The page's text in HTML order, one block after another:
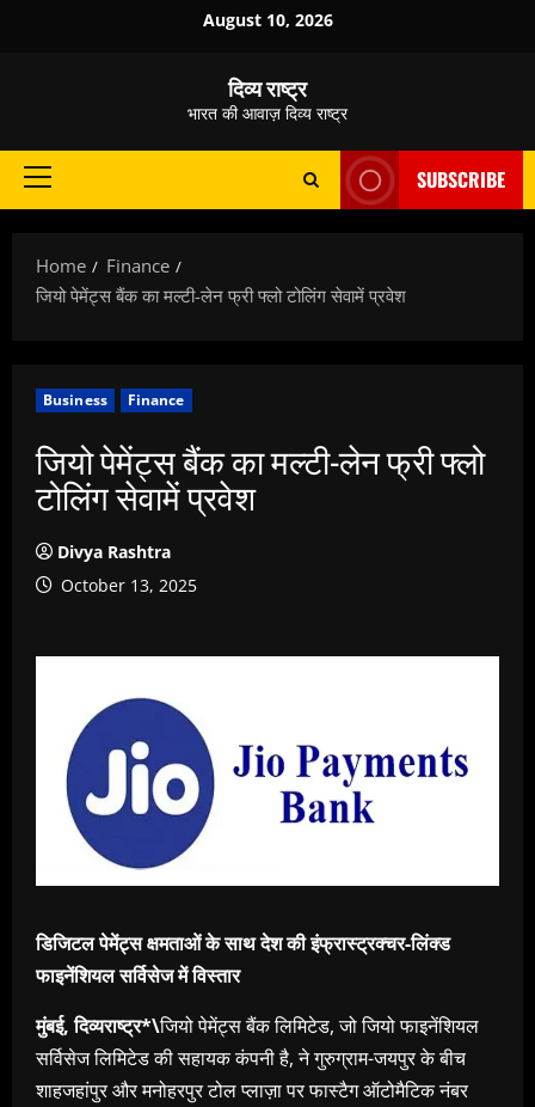
August 10, 2026
दिव्य राष्ट्र
भारत की आवाज़ दिव्य राष्ट्र
Primary
SUBSCRIBE
Home
Finance
जियो पेमेंट्स बैंक का मल्टी-लेन फ्री फ्लो टोलिंग सेवामें प्रवेश
Business Finance
जियो पेमेंट्स बैंक का मल्टी-लेन फ्री फ्लो
टोलिंग सेवामें प्रवेश
Divya Rashtra
October 13, 2025
डिजिटल पेमेंट्स क्षमताओं के साथ देश की इंफ्रास्ट्रक्चर-लिंक्ड
फाइनेंशियल सर्विसेज में विस्तार
मुंबई, दिव्यराष्ट्र*\जियो पेमेंट्स बैंक लिमिटेड, जो जियो फाइनेंशियल
सर्विसेज लिमिटेड की सहायक कंपनी है, ने गुरुग्राम-जयपुर के बीच
शाहजहांपुर और मनोहरपुर टोल प्लाज़ा पर फास्टैग ऑटोमैटिक नंबर